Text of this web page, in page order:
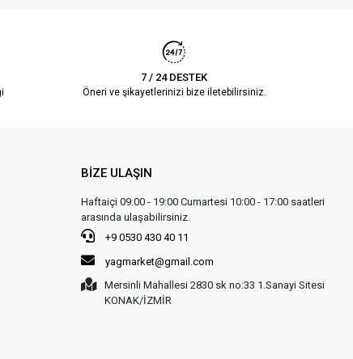
7 / 24 DESTEK
Öneri ve şikayetlerinizi bize iletebilirsiniz.
BİZE ULAŞIN
Haftaiçi 09:00 - 19:00 Cumartesi 10:00 - 17:00 saatleri
arasında ulaşabilirsiniz.
+9 0530 430 40 11
yagmarket@gmail.com
Mersinli Mahallesi 2830 sk no:33 1.Sanayi Sitesi
KONAK/İZMİR